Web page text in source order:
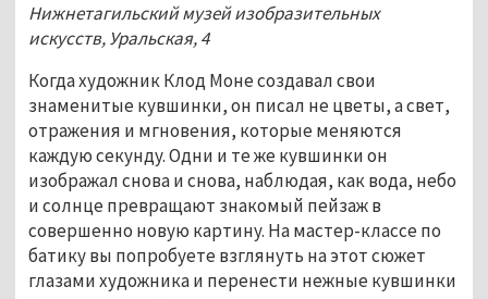
Нижнетагильский музей изобразительных
искусств, Уральская, 4
Когда художник Клод Моне создавал свои
знаменитые кувшинки, он писал не цветы, а свет,
отражения и мгновения, которые меняются
каждую секунду. Одни и те же кувшинки он
изображал снова и снова, наблюдая, как вода, небо
и солнце превращают знакомый пейзаж в
совершенно новую картину. На мастер-классе по
батику вы попробуете взглянуть на этот сюжет
глазами художника и перенести нежные кувшинки